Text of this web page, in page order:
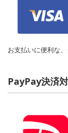
お支払いに便利な
PayPay決済